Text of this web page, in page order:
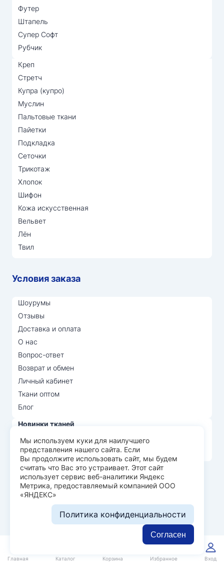
Главная Каталог Корзина Избранное Вход
Футер
Штапель
Супер Софт
Рубчик
Креп
Стретч
Купра (купро)
Муслин
Пальтовые ткани
Пайетки
Подкладка
Сеточки
Трикотаж
Хлопок
Шифон
Кожа искусственная
Вельвет
Лён
Твил
Условия заказа
Шоурумы
Отзывы
Доставка и оплата
О нас
Вопрос-ответ
Возврат и обмен
Личный кабинет
Ткани оптом
Блог
Новинки тканей
Распродажа тканей
Лидеры продаж
© Арт Текс — продажа тканей оптом, 2026
Пользовательское соглашение
Политика конфиденциальности
Разработка сайта —
Мы используем куки для наилучшего
представления нашего сайта. Если
Вы продолжите использовать сайт, мы будем
считать что Вас это устраивает. Этот сайт
использует сервис веб-аналитики Яндекс
Метрика, предоставляемый компанией ООО
«ЯНДЕКС»
Политика конфиденциальности
Согласен